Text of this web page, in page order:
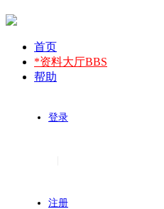
首页
*资料大厅BBS
帮助
登录
注册